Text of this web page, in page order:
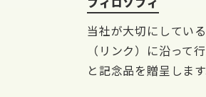
当社が大切にしてい
（リンク）に沿って
と記念品を贈呈します